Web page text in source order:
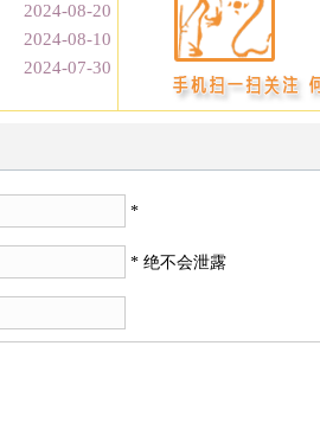
2024-08-20
2024-08-10
2024-07-30
*
* 绝不会泄露